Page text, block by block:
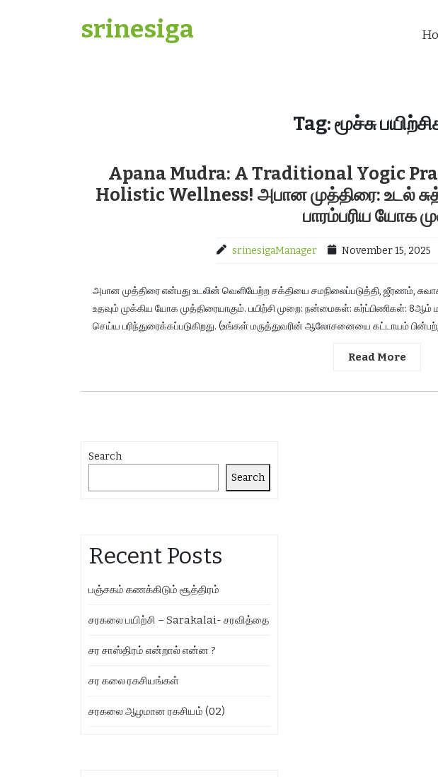
srinesiga
Tag:மூச்சு
Apana Mudra: A Traditional Yogic
Holistic Wellness! அபான முத்திரை: உடல்
பாரம்பரிய யோக
srinesigaManager November 15, 2025
அபான முத்திரை என்பது உடலின் வெளியேற்ற சக்தியை சமநிலைப்படுத்தி, ஜீரணம்,
உதவும் முக்கிய யோக முத்திரையாகும். பயிற்சி முறை: நன்மைகள்: கர்ப்பிணிகள்: 8ஆம்
செய்ய பரிந்துரைக்கப்படுகிறது. (உங்கள் மருத்துவரின் ஆலோசனையை கட்டாயம்
Read More
Search
Search
Recent Posts
பஞ்சகம் கணக்கிடும் சூத்திரம்
சரகலை பயிற்சி – Sarakalai- சரவித்தை
சர சாஸ்திரம் என்றால் என்ன ?
சர கலை ரகசியங்கள்
சரகலை ஆழமான ரகசியம் (02)